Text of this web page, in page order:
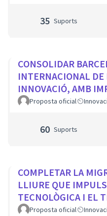
35 Suports
CONSOLIDAR
INTERNACIONAL
INNOVACIÓ, AMB
PROTAGONISME
Proposta oficial
60 Suports
COMPLETAR LA
LLIURE QUE
TECNOLÒGICA I EL
LOCAL
Proposta oficial